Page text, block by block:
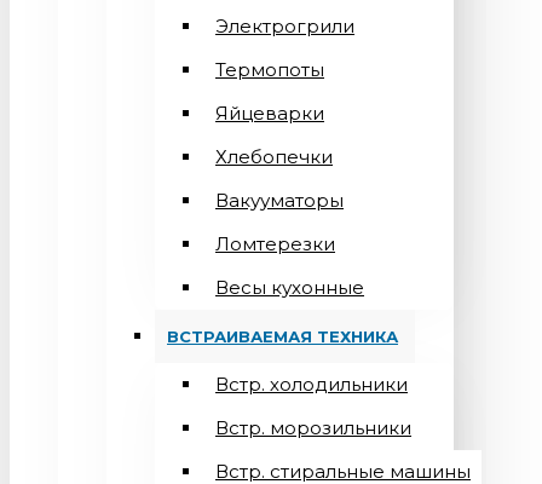
Электрогрили
Термопоты
Яйцеварки
Хлебопечки
Вакууматоры
Ломтерезки
Весы кухонные
ВСТРАИВАЕМАЯ ТЕХНИКА
Встр. холодильники
Встр. морозильники
Встр. стиральные машины